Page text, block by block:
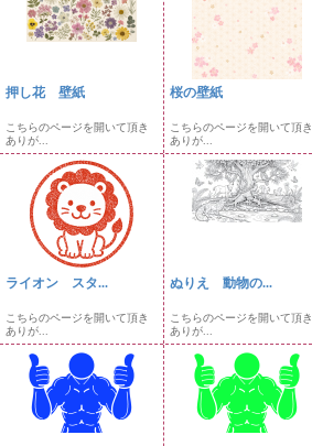
押し花 壁紙
こちらのページを開いて頂き
ありが...
桜の壁紙
こちらのページを開いて頂き
ありが...
ライオン スタ...
こちらのページを開いて頂き
ありが...
ぬりえ 動物の...
こちらのページを開いて頂き
ありが...